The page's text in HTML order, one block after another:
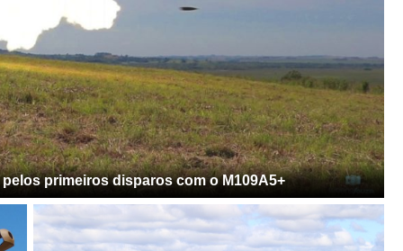
primeiros disparos com o M109A5+